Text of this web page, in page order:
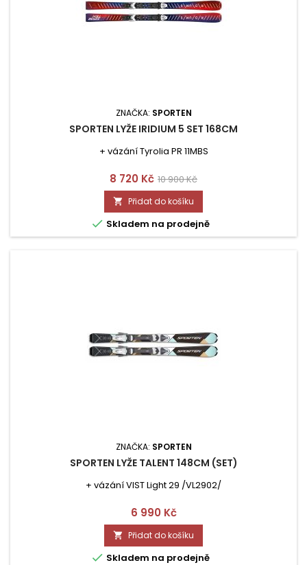
ZNAČKA: SPORTEN
SPORTEN LYŽE IRIDIUM 5 SET 168CM
+ vázání Tyrolia PR 11MBS
Cena
8 720 Kč Běžná
cena
10 900 Kč
 Přidat do košíku
 Skladem na prodejně
ZNAČKA: SPORTEN
SPORTEN LYŽE TALENT 148CM (SET)
+ vázání VIST Light 29 /VL2902/
Cena
6 990 Kč
 Přidat do košíku
 Skladem na prodejně